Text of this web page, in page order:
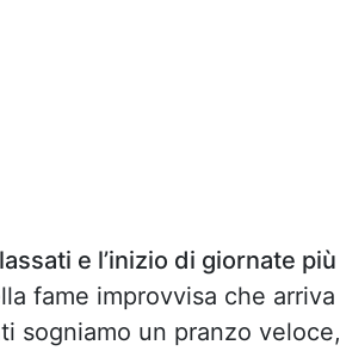
e l’inizio di giornate più
fame improvvisa che arriva
sogniamo un pranzo veloce,